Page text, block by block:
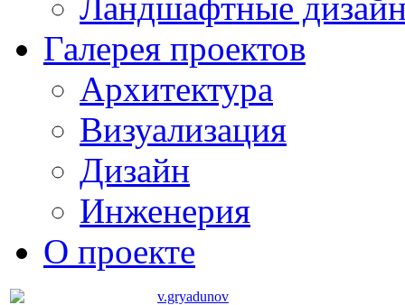
Галерея проектов
Архитектура
Визуализация
Дизайн
Инженерия
О проекте
v.gryadunov